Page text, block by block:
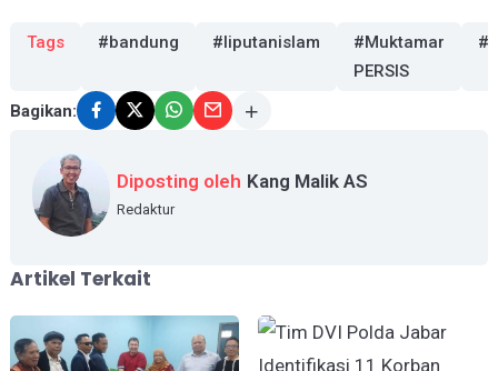
Tags #bandung #liputanislam
#Muktamar
PERSIS
Bagikan:
Diposting oleh Kang Malik AS
Redaktur
Artikel Terkait